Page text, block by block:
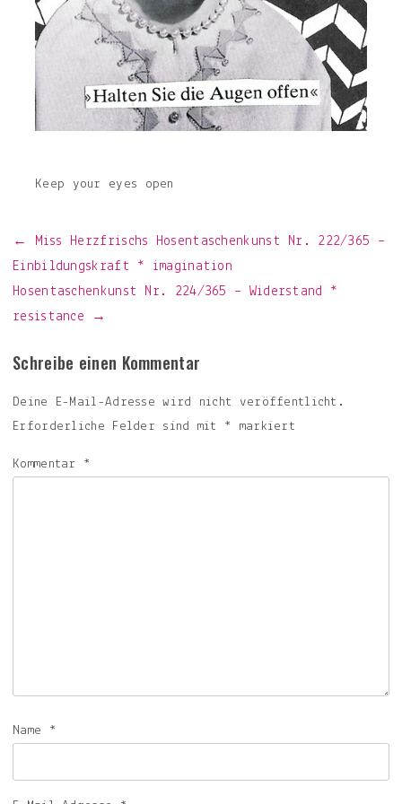
Keep your eyes open
Beitragsnavigation
← Miss Herzfrischs Hosentaschenkunst Nr. 222/365 –
Einbildungskraft * imagination
Hosentaschenkunst Nr. 224/365 – Widerstand *
resistance →
Schreibe einen Kommentar
Deine E-Mail-Adresse wird nicht veröffentlicht.
Erforderliche Felder sind mit * markiert
Kommentar *
Name *